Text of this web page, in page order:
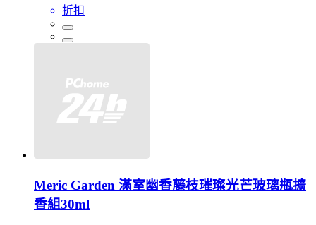
折扣
Meric Garden 滿室幽香藤枝璀璨光芒玻璃瓶擴
香組30ml